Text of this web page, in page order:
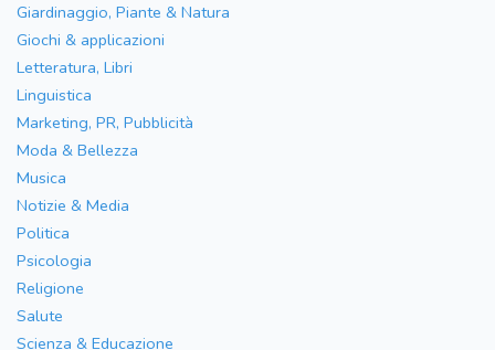
Giardinaggio, Piante & Natura
Giochi & applicazioni
Letteratura, Libri
Linguistica
Marketing, PR, Pubblicità
Moda & Bellezza
Musica
Notizie & Media
Politica
Psicologia
Religione
Salute
Scienza & Educazione